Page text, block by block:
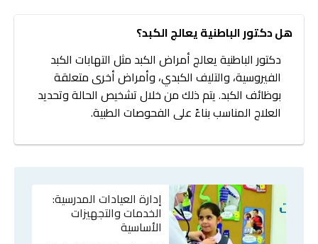
هل دكتور الباطنية يعالج الكبد؟
دكتور الباطنية يعالج أمراض الكبد مثل التهابات الكبد
الفيروسية، والتليف الكبدي، وأمراض أخرى متعلقة
بوظائف الكبد. يتم ذلك من خلال تشخيص الحالة وتحديد
العلاج المناسب بناءً على الفحوصات الطبية.
إدارة العيادات المدرسية:
الخدمات والتجهيزات
الأساسية